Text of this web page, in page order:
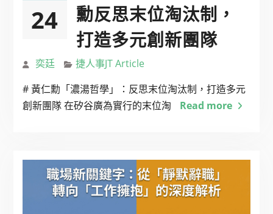
24
勳反思末位淘汰制，
打造多元創新團隊
奕廷
捷人事JT Article
# 黃仁勳「濃湯哲學」：反思末位淘汰制，打造多元
創新團隊 在矽谷廣為實行的末位淘
Read more